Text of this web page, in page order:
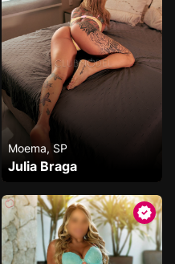
Moema, SP
Julia Braga